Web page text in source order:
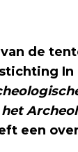
de
In
het
een